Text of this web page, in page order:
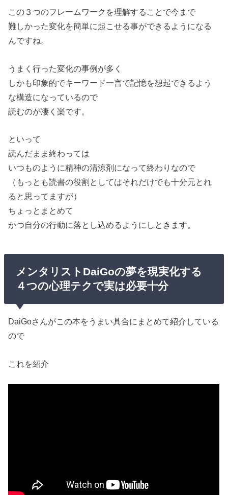
この３つのフレームワークを理解することで今まで
難しかった変化を簡単に起こせる事ができるようになる
んですね。
うまく行った変化の事例が多く
しかも印象的でキーワード一言で記憶を想起できるよう
な構造になっているので
読むのが凄く楽です。
といって
読んだまま終わっては
いつものように精神の清涼剤になって終わりなので
（もっとも読書の役割としてはそれだけでも十分元とれ
ると思ってますが）
ちょっとまとめて
かつ自分の行動に落とし込めるようにしときます。
メンタリストDaiGoの夢を現実化する
４つの心理テクで実は必要十分
DaiGoさんがこの本をうまい具合にまとめて紹介している
ので
これを紹介